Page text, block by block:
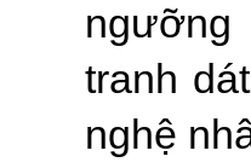
tranh
nghệ